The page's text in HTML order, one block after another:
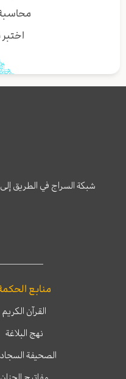
شبكة السراج في الطريق
منابع
القرآن الكريم
نهج البلاغة
الصحيفة